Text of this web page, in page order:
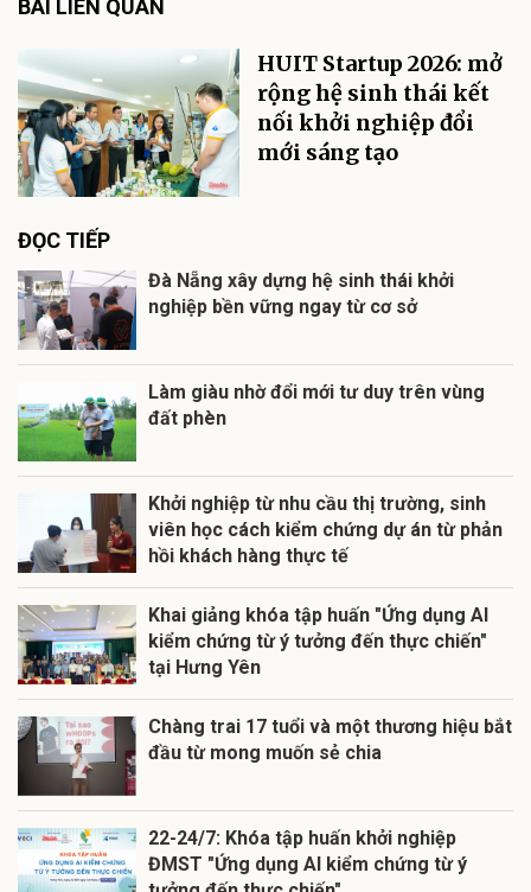
BÀI LIÊN QUAN
HUIT Startup 2026: mở
rộng hệ sinh thái kết
nối khởi nghiệp đổi
mới sáng tạo
ĐỌC TIẾP
Đà Nẵng xây dựng hệ sinh thái khởi
nghiệp bền vững ngay từ cơ sở
Làm giàu nhờ đổi mới tư duy trên vùng
đất phèn
Khởi nghiệp từ nhu cầu thị trường, sinh
viên học cách kiểm chứng dự án từ phản
hồi khách hàng thực tế
Khai giảng khóa tập huấn "Ứng dụng AI
kiểm chứng từ ý tưởng đến thực chiến"
tại Hưng Yên
Chàng trai 17 tuổi và một thương hiệu bắt
đầu từ mong muốn sẻ chia
22-24/7: Khóa tập huấn khởi nghiệp
ĐMST "Ứng dụng AI kiểm chứng từ ý